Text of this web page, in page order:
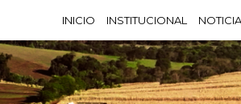
INICIO INSTITUCIONAL